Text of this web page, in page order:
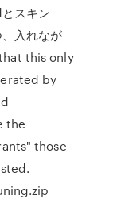
スキン
入れなが
this only
by
the
those